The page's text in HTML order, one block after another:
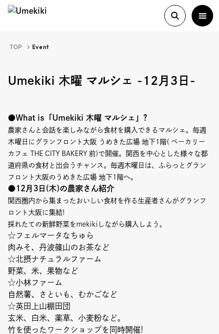
About
History
Food Study
Column
Paper
Event
Umekiki木曜マルシェ
限定フェア
Copyright (C) GRAND FRONT OSAKA. All Rights Reserved
TOP Event
Umekiki 木曜 マルシェ -12月3日-
●What is「Umekiki 木曜 マルシェ」?
農家さんと会話を楽しみながら食材を購入できるマルシェ。毎週
木曜日にグランフロント大阪 うめきた広場 地下1階( ベーカリー
カフェ THE CITY BAKERY 前)で開催。関西を中心とした様々な都
道府県の食材と出会うチャンス。毎週木曜日は、ふらっとグラン
フロント大阪のうめきた広場 地下1階へ。
●12月3日(木)の農家さん紹介
関西圏内から集まったおいしい食材を作る生産者さんがグランフ
ロント大阪に集結!
採れたての新鮮野菜をmekikiしながら購入しよう。
☆フェルマータなちゅら
肉みそ、丹波篠山のお茶など
☆北摂ナチュラルファーム
野菜、米、果物など
☆小林ファーム
自然薯、さといも、むかごなど
☆英田上山棚田団
玄米、白米、薬草、小麦粉など。
竹を使ったワークショップを同時開催!